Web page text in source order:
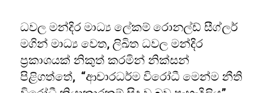
ධවල මන්දිර මාධ්‍ය ලේකම් රොනල්ඩ් සීග්ලර්
මගින් මාධ්‍ය වෙත, ලිඛිත ධවල මන්දිර
ප්‍රකාශයක් නිකුත් කරමින් නික්සන්
පිළිගත්තේ, “ආචාරධර්ම විරෝධී මෙන්ම නීති